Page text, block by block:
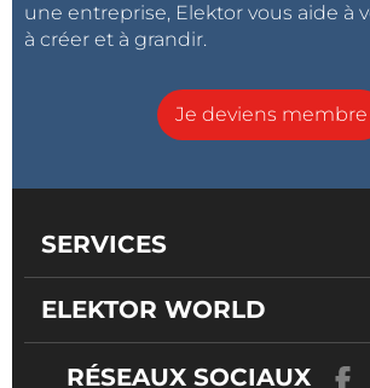
une entreprise, Elektor vous aide à
à créer et à grandir.
Je deviens membre
SERVICES
ELEKTOR WORLD
RÉSEAUX SOCIAUX